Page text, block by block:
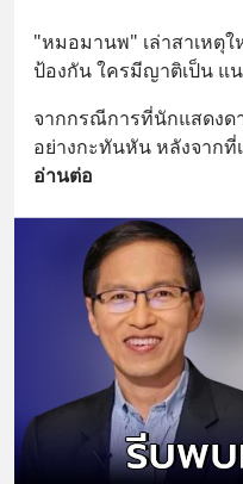
"หมอมานพ" เล่าสาเหตุ
ป้องกัน ใครมีญาติเป็น แ
จากกรณีการที่นักแสดงด
อย่างกะทันหัน หลังจาก
อ่านต่อ